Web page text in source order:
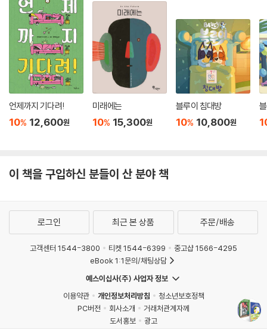
언제까지 기다려!
10% 12,600원
미래에는
10% 15,300원
블루이 침대방
10% 10,800원
이 책을 구입하신 분들이 산 분야 책
로그인 최근 본 상품 주문/배송
고객센터 1544-3800 티켓 1544-6399
중고샵 1566-4295
eBook 1:1문의/채팅상담
예스이십사(주) 사업자 정보
이용약관
개인정보처리방침
청소년보호정책
PC버전
회사소개
거래처관계자께
도서홍보
광고